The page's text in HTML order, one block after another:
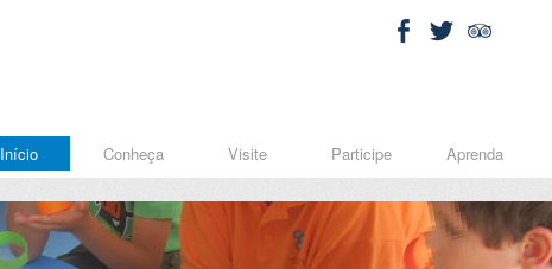
Início Conheça Visite Participe Aprenda